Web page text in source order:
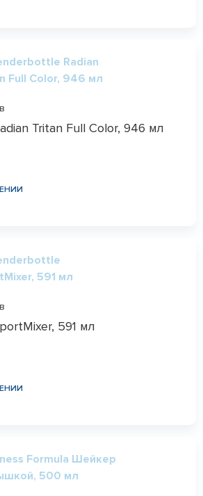
Tritan Full Color, 946 мл
591 мл